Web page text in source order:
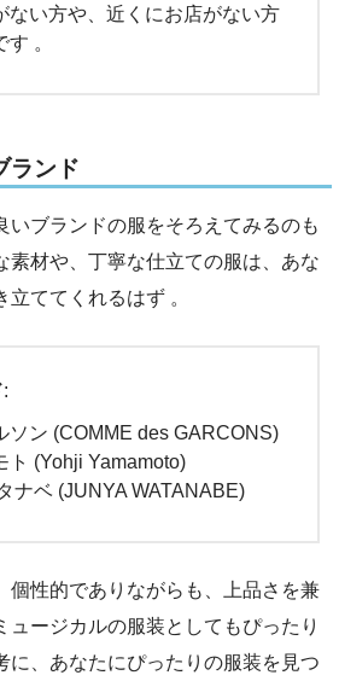
ない方や、近くにお店がない方
。
ランド
いブランドの服をそろえてみるのも
素材や、丁寧な仕立ての服は、あな
ててくれるはず 。
:
ソン (COMME des GARCONS)
ト (Yohji Yamamoto)
ナベ (JUNYA WATANABE)
個性的でありながらも、上品さを兼
ュージカルの服装としてもぴったり
に、あなたにぴったりの服装を見つ